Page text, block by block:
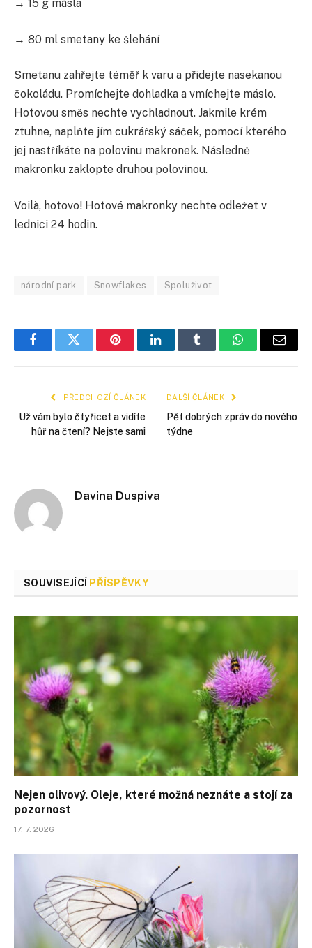
→ 15 g másla
→ 80 ml smetany ke šlehání
Smetanu zahřejte téměř k varu a přidejte nasekanou
čokoládu. Promíchejte dohladka a vmíchejte máslo.
Hotovou směs nechte vychladnout. Jakmile krém
ztuhne, naplňte jím cukrářský sáček, pomocí kterého
jej nastříkáte na polovinu makronek. Následně
makronku zaklopte druhou polovinou.
Voilà, hotovo! Hotové makronky nechte odležet v
lednici 24 hodin.
národní park Snowflakes Spoluživot
FacebookTwitter PinterestLinkedInTumblr WhatsApp
E-
PŘEDCHOZÍ ČLÁNEK
Už vám bylo čtyřicet a vidíte
hůř na čtení? Nejste sami
DALŠÍ ČLÁNEK
Pět dobrých zpráv do nového
týdne
Davina Duspiva
SOUVISEJÍCÍ PŘÍSPĚVKY
Nejen olivový. Oleje, které možná neznáte a stojí za
pozornost
17. 7. 2026